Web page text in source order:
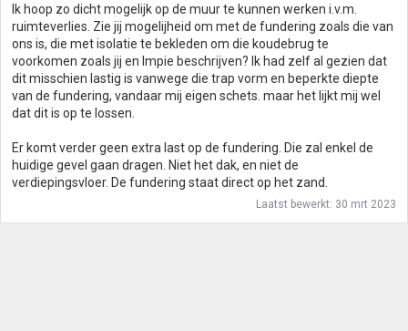
Ik hoop zo dicht mogelijk op de muur te kunnen werken i.v.m.
ruimteverlies. Zie jij mogelijheid om met de fundering zoals die van
ons is, die met isolatie te bekleden om die koudebrug te
voorkomen zoals jij en Impie beschrijven? Ik had zelf al gezien dat
dit misschien lastig is vanwege die trap vorm en beperkte diepte
van de fundering, vandaar mij eigen schets. maar het lijkt mij wel
dat dit is op te lossen.
Er komt verder geen extra last op de fundering. Die zal enkel de
huidige gevel gaan dragen. Niet het dak, en niet de
verdiepingsvloer. De fundering staat direct op het zand.
Laatst bewerkt: 30 mrt 2023